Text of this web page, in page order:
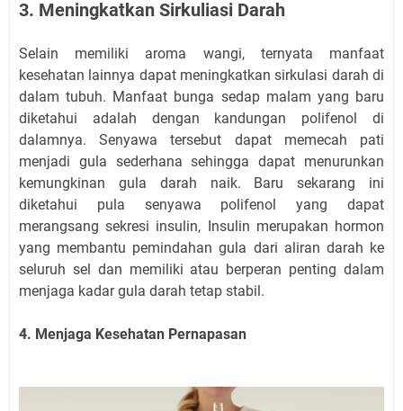
3. Meningkatkan Sirkuliasi Darah
Selain memiliki aroma wangi, ternyata manfaat
kesehatan lainnya dapat meningkatkan sirkulasi darah di
dalam tubuh. Manfaat bunga sedap malam yang baru
diketahui adalah dengan kandungan polifenol di
dalamnya. Senyawa tersebut dapat memecah pati
menjadi gula sederhana sehingga dapat menurunkan
kemungkinan gula darah naik. Baru sekarang ini
diketahui pula senyawa polifenol yang dapat
merangsang sekresi insulin, Insulin merupakan hormon
yang membantu pemindahan gula dari aliran darah ke
seluruh sel dan memiliki atau berperan penting dalam
menjaga kadar gula darah tetap stabil.
4. Menjaga Kesehatan Pernapasan